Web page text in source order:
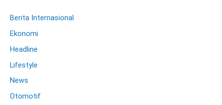
Berita Internasional
Ekonomi
Headline
Lifestyle
News
Otomotif